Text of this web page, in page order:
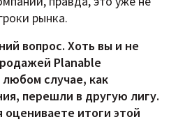
рынка.
вопрос. Хоть вы и не
Planable
случае, как
перешли в другую лигу.
оцениваете итоги этой